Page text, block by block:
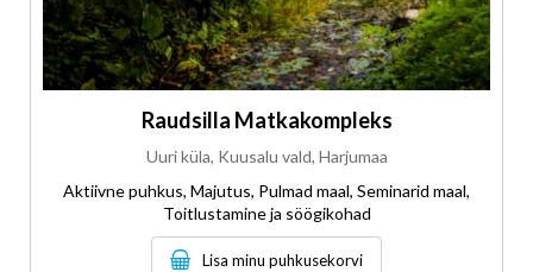
Raudsilla Matkakompleks
Uuri küla, Kuusalu vald, Harjumaa
Aktiivne puhkus, Majutus, Pulmad maal, Seminarid maal,
Toitlustamine ja söögikohad
Lisa minu puhkusekorvi